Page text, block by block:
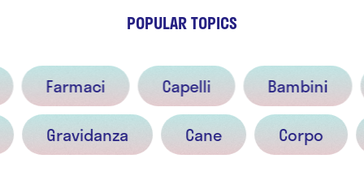
POPULAR TOPICS
Farmaci Capelli
Bambini
Gravidanza
Cane Corpo